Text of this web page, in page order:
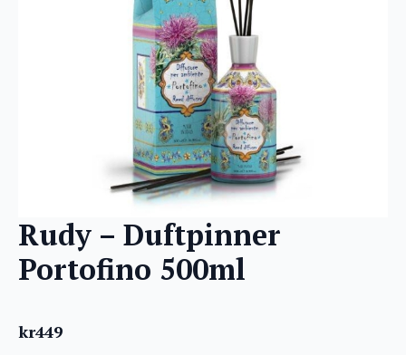
Rudy – Duftpinner
Portofino 500ml
kr449